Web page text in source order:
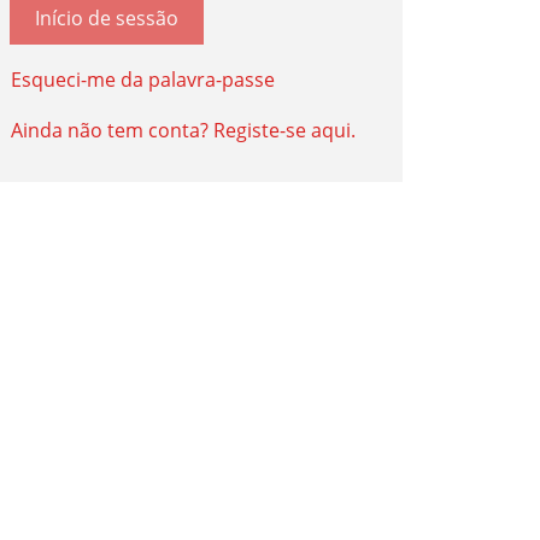
Início de sessão
Esqueci-me da palavra-passe
Ainda não tem conta? Registe-se aqui.